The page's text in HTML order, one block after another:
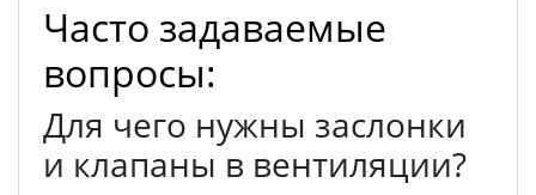
Часто задаваемые
вопросы:
Для чего нужны заслонки
и клапаны в вентиляции?